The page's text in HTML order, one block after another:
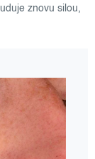
znovu silou,